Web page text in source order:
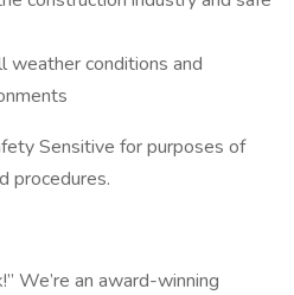
weather conditions and
Sensitive for purposes of
procedures.
We’re an award-winning